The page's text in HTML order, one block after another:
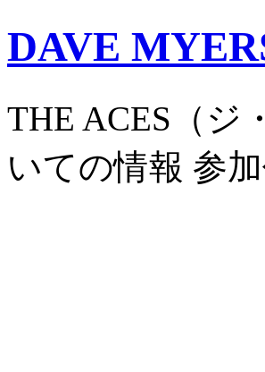
DAVE
THE ACES（ジ
いての情報 参